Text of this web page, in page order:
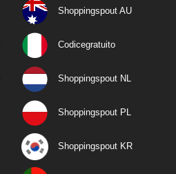
Shoppingspout AU
Codicegratuito
Shoppingspout NL
Shoppingspout PL
Shoppingspout KR